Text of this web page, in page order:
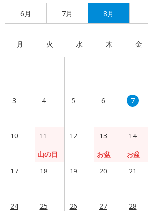
6月 7月 8月
月 火 水 木 金
3 4 5 6 7
10
11
山の日
12
13
お盆
14
お盆
17
18 19 20 21
24 25 26 27 28